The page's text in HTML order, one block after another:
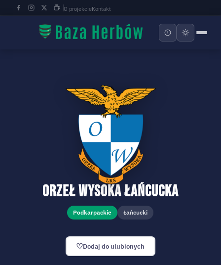
O projekcieKontakt
Orzeł Wysoka Łańcucka
Podkarpackie Łańcucki
♡Dodaj do ulubionych